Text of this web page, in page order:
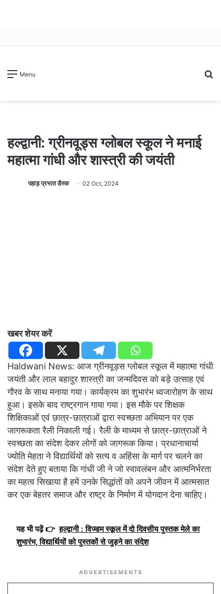
Menu
हल्द्वानी: ग्रीनवूड्स ग्लोबल स्कूल ने मनाई
महात्मा गांधी और शास्त्री की जयंती
पहाड़ प्रभात डैस्क 02 Oct, 2024
खबर शेयर करें
Haldwani News: आज ग्रीनवूड्स ग्लोबल स्कूल में महात्मा गांधी
जयंती और लाल बहादुर शास्त्री का जन्मदिवस को बड़े उत्साह एवं
गौरव के साथ मनाया गया। कार्यक्रम का शुभारंभ ध्वजारोहण के साथ
हुआ। इसके बाद राष्ट्रगान गाया गया। इस मौके पर शिक्षक
शिक्षिकाओं एवं छात्र-छात्राओं द्वारा स्वच्छता अभियान पर एक
जागरूकता रैली निकाली गई। रैली के माध्यम से छात्र-छात्राओं ने
स्वच्छता का संदेश देकर लोगों को जागरूक किया। प्रधानाचार्या
ज्योति मेहता ने विद्यार्थियों को सत्य व अहिंसा के मार्ग पर चलने का
संदेश देते हुए बताया कि गांधी जी ने जो स्वावलंबन और आत्मनिर्भरता
का महत्व सिखाया है हमें उनके सिद्धांतों को अपने जीवन में आत्मसात
कर एक बेहतर समाज और राष्ट्र के निर्माण में योगदान देना चाहिए।
यह भी पढ़ें 👉 हल्द्वानी : विज्डम स्कूल में दो दिवसीय पुस्तक मेले का
शुभारंभ, विद्यार्थियों को पुस्तकों से जुड़ने का संदेश
ADVERTISEMENTS